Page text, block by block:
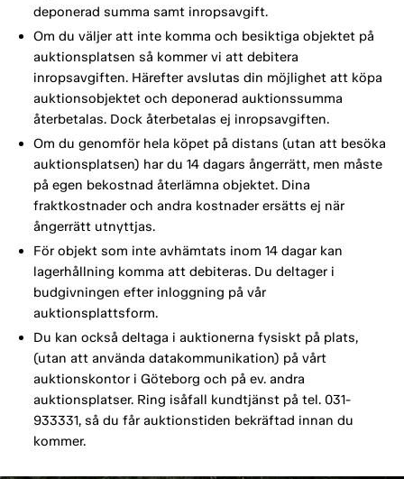
deponerad summa samt inropsavgift.
Om du väljer att inte komma och besiktiga objektet på
auktionsplatsen så kommer vi att debitera
inropsavgiften. Härefter avslutas din möjlighet att köpa
auktionsobjektet och deponerad auktionssumma
återbetalas. Dock återbetalas ej inropsavgiften.
Om du genomför hela köpet på distans (utan att besöka
auktionsplatsen) har du 14 dagars ångerrätt, men måste
på egen bekostnad återlämna objektet. Dina
fraktkostnader och andra kostnader ersätts ej när
ångerrätt utnyttjas.
För objekt som inte avhämtats inom 14 dagar kan
lagerhållning komma att debiteras. Du deltager i
budgivningen efter inloggning på vår
auktionsplattsform.
Du kan också deltaga i auktionerna fysiskt på plats,
(utan att använda datakommunikation) på vårt
auktionskontor i Göteborg och på ev. andra
auktionsplatser. Ring isåfall kundtjänst på tel. 031-
933331, så du får auktionstiden bekräftad innan du
kommer.